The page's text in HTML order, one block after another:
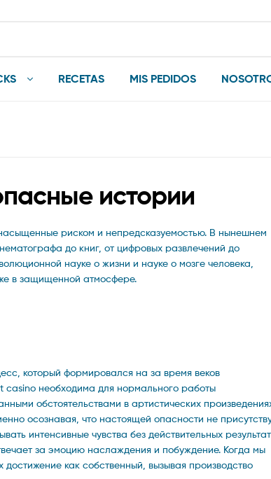
RECETAS MIS PEDIDOS
истории
риском и непредсказуемостью. В нынешнем
до книг, от цифровых развлечений до
науке о жизни и науке о мозге человека,
в защищенной атмосфере.
который формировался на за время веков
casino необходима для нормального работы
обстоятельствами в артистических
осознавая, что настоящей опасности не
интенсивные чувства без действительных
за эмоцию наслаждения и побуждение. Когда мы
как собственный, вызывая производство